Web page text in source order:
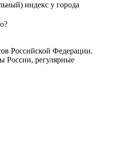
индекс у города
Российской Федерации.
России, регулярные